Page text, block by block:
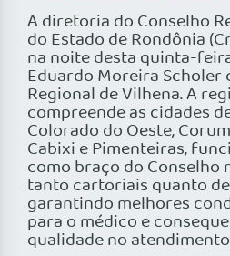
A diretoria do Conselho
do Estado de Rondônia
na noite desta quinta-
Eduardo Moreira Scholer
Regional de Vilhena. A
compreende as cidades
Colorado do Oeste,
Cabixi e Pimenteiras,
como braço do Conselho
tanto cartoriais quanto
garantindo melhores
para o médico e
qualidade no